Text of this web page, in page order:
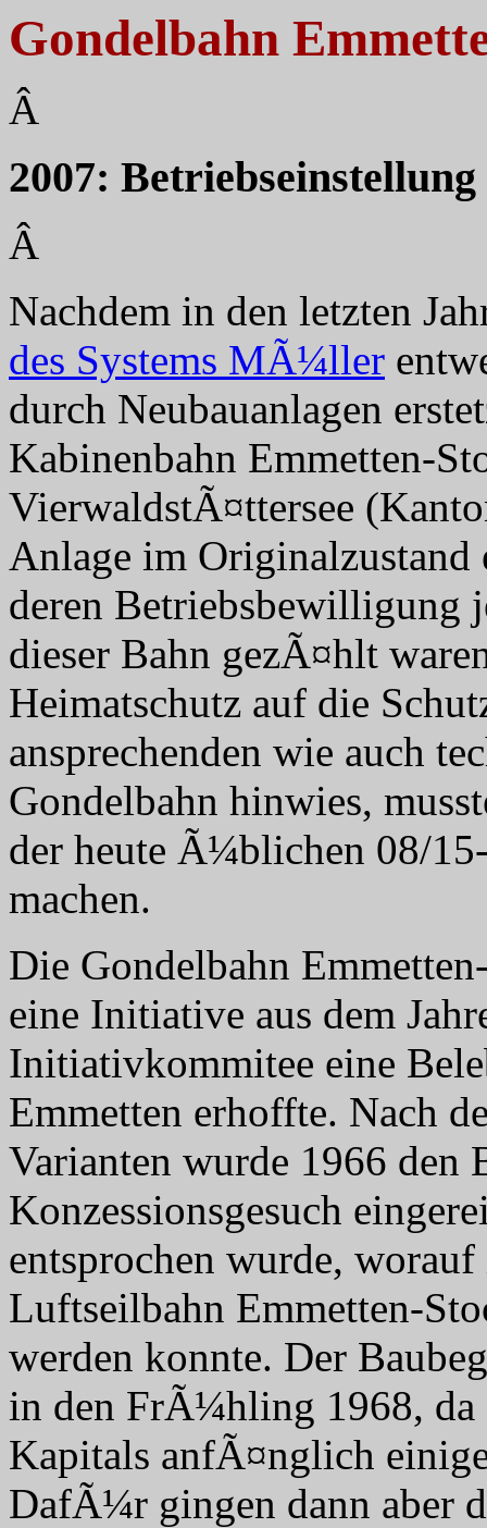
Gondelbahn
Â
2007:
Â
Nachdem in den letzten
des Systems MÃ¼ller
durch Neubauanlagen
Kabinenbahn Emmetten-
VierwaldstÃ¤ttersee
Anlage im Originalzustand
deren Betriebsbewilligung
dieser Bahn gezÃ¤hlt
Heimatschutz auf die
ansprechenden wie auch
Gondelbahn hinwies,
der heute Ã¼blichen 08/
machen.
Die Gondelbahn
eine Initiative aus dem
Initiativkommitee eine
Emmetten erhoffte. Nach
Varianten wurde 1966 den
Konzessionsgesuch
entsprochen wurde,
Luftseilbahn Emmetten-
werden konnte. Der
in den FrÃ¼hling 1968, da
Kapitals anfÃ¤nglich
DafÃ¼r gingen dann aber